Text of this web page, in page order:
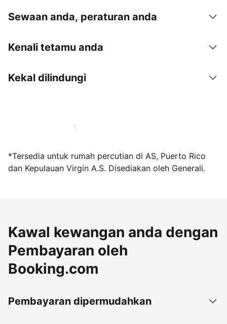
Sewaan anda, peraturan anda
Kenali tetamu anda
Kekal dilindungi
Jadi hos bersama kami hari ini
*Tersedia untuk rumah percutian di AS, Puerto Rico
dan Kepulauan Virgin A.S. Disediakan oleh Generali.
Kawal kewangan anda dengan
Pembayaran oleh
Booking.com
Pembayaran dipermudahkan